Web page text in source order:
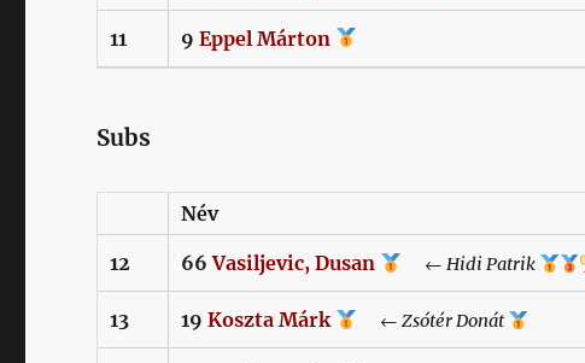
11 9Eppel Márton
Subs
Név
12 66Vasiljevic, Dusan ← Hidi Patrik
13 19Koszta Márk ← ZsótérDonát